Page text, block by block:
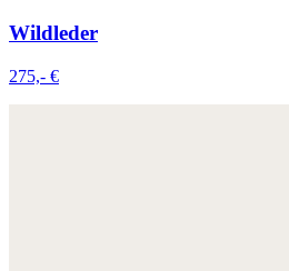
Wildleder
275,- €